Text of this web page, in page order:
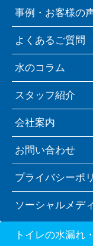
事例・お客様の
よくあるご質問
水のコラム
スタッフ紹介
会社案内
お問い合わせ
プライバシーポ
ソーシャルメデ
トイレの水漏れ